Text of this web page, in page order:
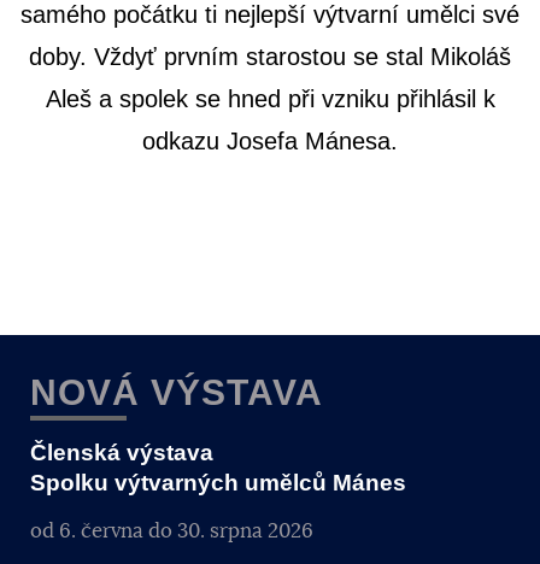
samého počátku ti nejlepší výtvarní umělci své
doby. Vždyť prvním starostou se stal Mikoláš
Aleš a spolek se hned při vzniku přihlásil k
odkazu Josefa Mánesa.
NOVÁ VÝSTAVA
Členská výstava
Spolku výtvarných umělců Mánes
od 6. června do 30. srpna 2026